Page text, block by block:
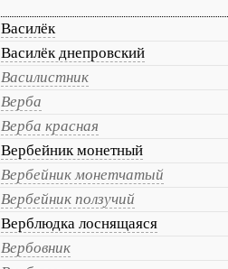
Василёк
Василёк днепровский
Василистник
Верба
Верба красная
Вербейник монетный
Вербейник монетчатый
Вербейник ползучий
Верблюдка лоснящаяся
Вербовник